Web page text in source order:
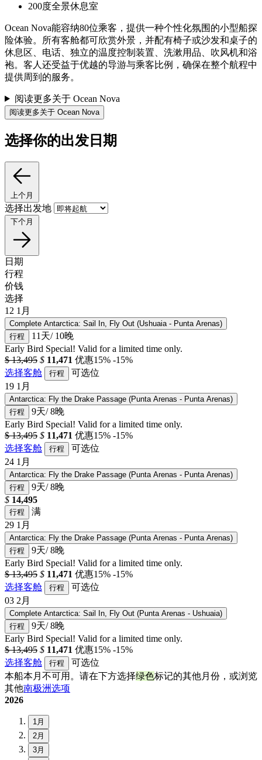
200度全景休息室
Ocean Nova能容纳80位乘客，提供一种个性化氛围的小型船探
险体验。所有客舱都可欣赏外景，并配有椅子或沙发和桌子的
休息区、电话、独立的温度控制装置、洗漱用品、吹风机和浴
袍。客人还受益于优越的导游与乘客比例，确保在整个航程中
提供周到的服务。
阅读更多关于 Ocean Nova
阅读更多关于 Ocean Nova
选择你的出发日期
上个月
选择出发地
下个月
日期
行程
价钱
选择
12 1月
Complete Antarctica: Sail In, Fly Out (Ushuaia - Punta Arenas)
行程
11天/ 10晚
Early Bird Special! Valid for a limited time only.
$ 13,495 $ 11,471 优惠15% -15%
选择客舱
行程
可选位
19 1月
Antarctica: Fly the Drake Passage (Punta Arenas - Punta Arenas)
行程
9天/ 8晚
Early Bird Special! Valid for a limited time only.
$ 13,495 $ 11,471 优惠15% -15%
选择客舱
行程
可选位
24 1月
Antarctica: Fly the Drake Passage (Punta Arenas - Punta Arenas)
行程
9天/ 8晚
$ 14,495
行程
满
29 1月
Antarctica: Fly the Drake Passage (Punta Arenas - Punta Arenas)
行程
9天/ 8晚
Early Bird Special! Valid for a limited time only.
$ 13,495 $ 11,471 优惠15% -15%
选择客舱
行程
可选位
03 2月
Complete Antarctica: Sail In, Fly Out (Punta Arenas - Ushuaia)
行程
9天/ 8晚
Early Bird Special! Valid for a limited time only.
$ 13,495 $ 11,471 优惠15% -15%
选择客舱
行程
可选位
本船本月不可用。请在下方选择绿色标记的其他月份，或浏览
其他南极洲选项
2026
1月
2月
3月